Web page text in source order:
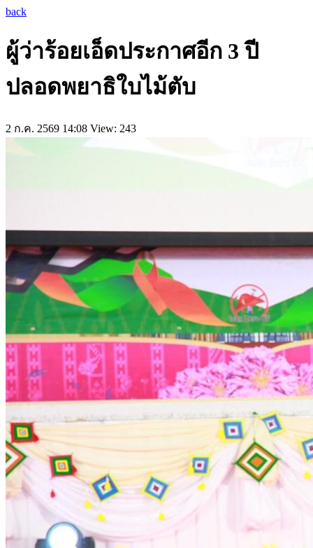
back
ผู้ว่าร้อยเอ็ดประกาศอีก 3 ปี
ปลอดพยาธิใบไม้ตับ
2 ก.ค. 2569 14:08 View: 243